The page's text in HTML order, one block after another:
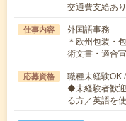
交通費支給あり
仕事内容
外国語事務
＊欧州包装・
術文書・適合
応募資格
職種未経験OK
◆未経験者歓
る方／英語を